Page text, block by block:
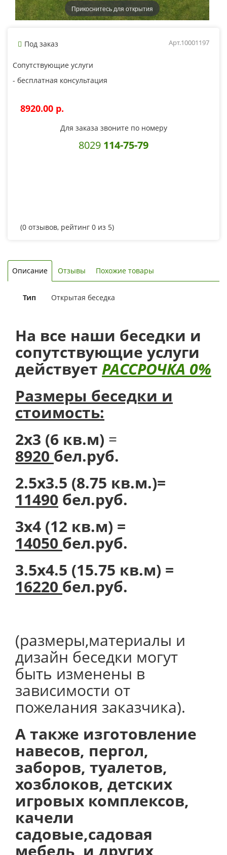
Прикоснитесь для открытия
Под заказ Арт.10001197
Сопутствующие услуги
- бесплатная консультация
8920.00 p.
Для заказа звоните по номеру
8029 114-75-79
(0 отзывов, рейтинг 0 из 5)
Описание Отзывы Похожие товары
Тип Открытая беседка
На все наши беседки и
сопутствующие услуги
действует РАССРОЧКА 0%
Размеры беседки и
стоимость:
2х3 (6 кв.м) =
8920 бел.руб.
2.5х3.5 (8.75 кв.м.)=
11490 бел.руб.
3х4 (12 кв.м) =
14050 бел.руб.
3.5х4.5 (15.75 кв.м) =
16220 бел.руб.
(размеры,материалы и
дизайн беседки могут
быть изменены в
зависимости от
пожелания заказчика).
А также изготовление
навесов, пергол,
заборов, туалетов,
хозблоков, детских
игровых комплексов,
качели
садовые,садовая
мебель, и других